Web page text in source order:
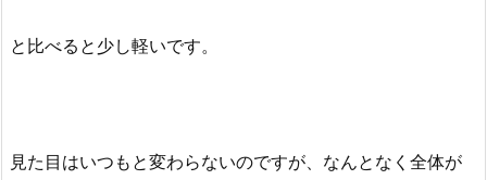
と比べると少し軽いです。
見た目はいつもと変わらないのですが、なんとなく全体が